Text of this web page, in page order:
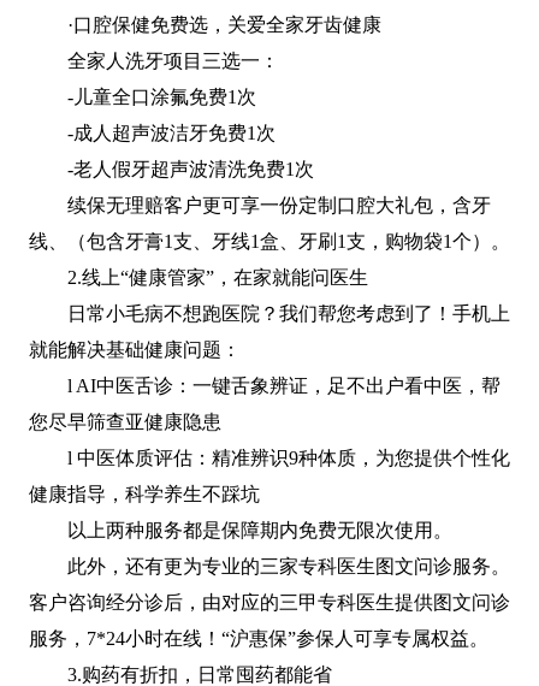
·口腔保健免费选，关爱全家牙齿健康
全家人洗牙项目三选一：
-儿童全口涂氟免费1次
-成人超声波洁牙免费1次
-老人假牙超声波清洗免费1次
续保无理赔客户更可享一份定制口腔大礼包，含牙
线、（包含牙膏1支、牙线1盒、牙刷1支，购物袋1个）。
2.线上“健康管家”，在家就能问医生
日常小毛病不想跑医院？我们帮您考虑到了！手机上
就能解决基础健康问题：
l AI中医舌诊：一键舌象辨证，足不出户看中医，帮
您尽早筛查亚健康隐患
l 中医体质评估：精准辨识9种体质，为您提供个性化
健康指导，科学养生不踩坑
以上两种服务都是保障期内免费无限次使用。
此外，还有更为专业的三家专科医生图文问诊服务。
客户咨询经分诊后，由对应的三甲专科医生提供图文问诊
服务，7*24小时在线！“沪惠保”参保人可享专属权益。
3.购药有折扣，日常囤药都能省